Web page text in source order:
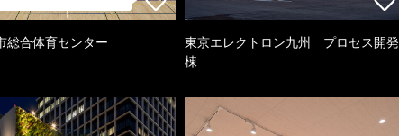
総合体育センター
東京エレクトロン九州 プロセス開発
棟